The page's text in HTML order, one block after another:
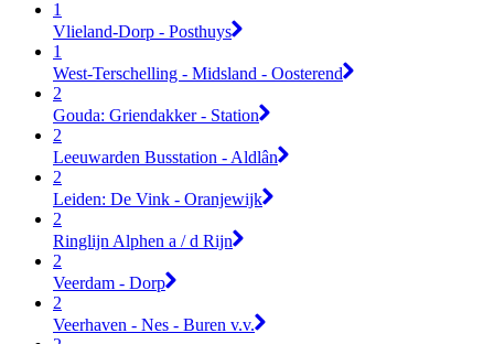
1
Vlieland-Dorp - Posthuys
1
West-Terschelling - Midsland - Oosterend
2
Gouda: Griendakker - Station
2
Leeuwarden Busstation - Aldlân
2
Leiden: De Vink - Oranjewijk
2
Ringlijn Alphen a / d Rijn
2
Veerdam - Dorp
2
Veerhaven - Nes - Buren v.v.